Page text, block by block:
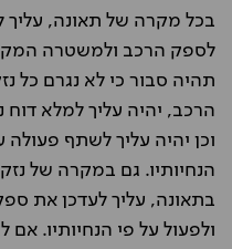
בכל מקרה של תאונה, עליך
לספק הרכב ולמשטרה
תהיה סבור כי לא נגרם כל
הרכב, יהיה עליך למלא דוח
וכן יהיה עליך לשתף
הנחיותיו. גם במקרה של
בתאונה, עליך לעדכן את
ולפעול על פי הנחיותיו.